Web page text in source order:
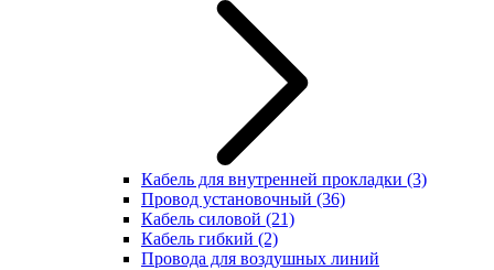
Кабель для внутренней прокладки (3)
Провод установочный (36)
Кабель силовой (21)
Кабель гибкий (2)
Провода для воздушных линий